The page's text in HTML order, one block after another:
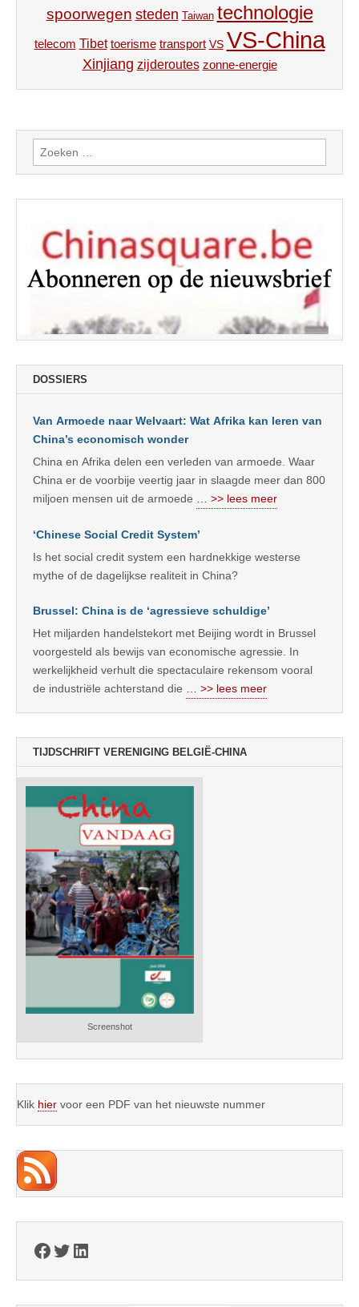
spoorwegen steden Taiwan technologie
telecom Tibet toerisme transport VS VS-China
Xinjiang zijderoutes zonne-energie
Zoeken
naar:
DOSSIERS
Van Armoede naar Welvaart: Wat Afrika kan leren van
China’s economisch wonder
China en Afrika delen een verleden van armoede. Waar
China er de voorbije veertig jaar in slaagde meer dan 800
miljoen mensen uit de armoede
… >> lees meer
‘Chinese Social Credit System’
Is het social credit system een hardnekkige westerse
mythe of de dagelijkse realiteit in China?
Brussel: China is de ‘agressieve schuldige’
Het miljarden handelstekort met Beijing wordt in Brussel
voorgesteld als bewijs van economische agressie. In
werkelijkheid verhult die spectaculaire rekensom vooral
de industriële achterstand die
… >> lees meer
TIJDSCHRIFT VERENIGING BELGIË-CHINA
Screenshot
Klik hier voor een PDF van het nieuwste nummer
Facebook
Twitter
LinkedIn